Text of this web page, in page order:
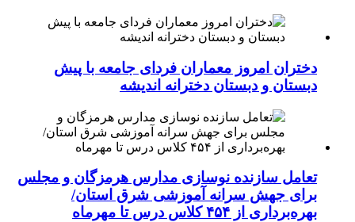
دختران امروز معماران فردای جامعه با پیش
دبستان و دبستان دخترانه اندیشه
تعامل سازنده نوسازی مدارس هرمزگان و مجلس
برای جهش سرانه آموزشی شرق استان/
بهره‌برداری از ۴۵۴ کلاس درس تا مهرماه